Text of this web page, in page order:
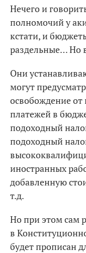
Нечего и
полномочий у
кстати, и
раздельные… Но
Они
могут
освобождение от
платежей в
подоходный
подоходный
иностранных
добавленную
т.д.
Но при этом сам
в
будет прописан